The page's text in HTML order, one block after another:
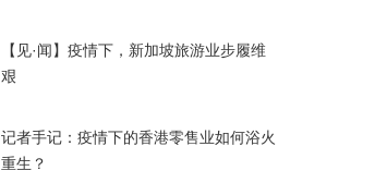
【见·闻】疫情下，新加坡旅游业步履维
艰
记者手记：疫情下的香港零售业如何浴火
重生？